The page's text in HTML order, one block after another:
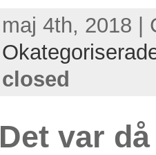
maj 4th, 2018 |
closed
Det var